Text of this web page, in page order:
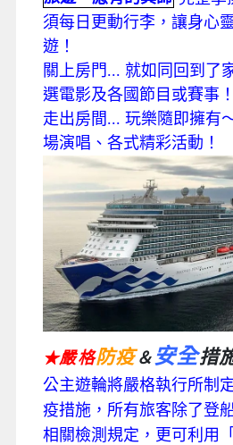
須每日更動行李，讓身心
遊！
關上房門... 就如同回到了
選電影及各國節目或賽事！
走出房間... 玩樂隨即擁有
場演唱、各式精彩活動！
★嚴格防疫＆ 安全措
公主遊輪將嚴格執行所制
疫措施，所有旅客除了登
相關檢測規定，更可利用